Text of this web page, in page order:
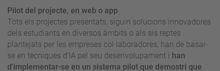
Pilot del projecte, en web o app
Tots els projectes presentats, siguin solucions innovadores
dels estudiants en diversos àmbits o als sis reptes
plantejats per les empreses col·laboradores, han de basar-
se en tècniques d’IA pel seu desenvolupament i han
d'implementar-se en un sistema pilot que demostri que